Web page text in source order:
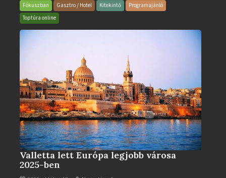
és
Gyógyfürdő
Fókuszban Gasztro / Hotel Kitekintő
Programajánló
Toptúra online
Valletta lett Európa legjobb városa
2025-ben